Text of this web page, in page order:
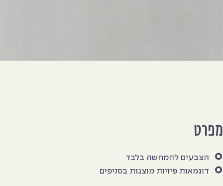
מפרט
הצבעים להמחשה בלבד
דוגמאות פיזיות מוצגות בסניפים